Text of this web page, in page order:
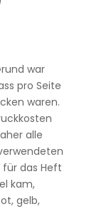
war
pro Seite
waren.
alle
für das Heft
kam,
gelb,